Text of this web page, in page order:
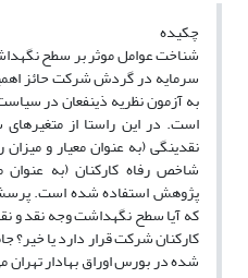
چکیده
شناخت عوامل موثر بر سطح
سرمایه در گردش شرکت حائز
به آزمون نظریه ذینفعان در
است. در این راستا از
نقدینگی (به عنوان معیار و
شاخص رفاه کارکنان (به عنوان
پژوهش استفاده شده است.
که آیا سطح نگهداشت وجه نقد و
کارکنان شرکت قرار دارد یا خیر؟